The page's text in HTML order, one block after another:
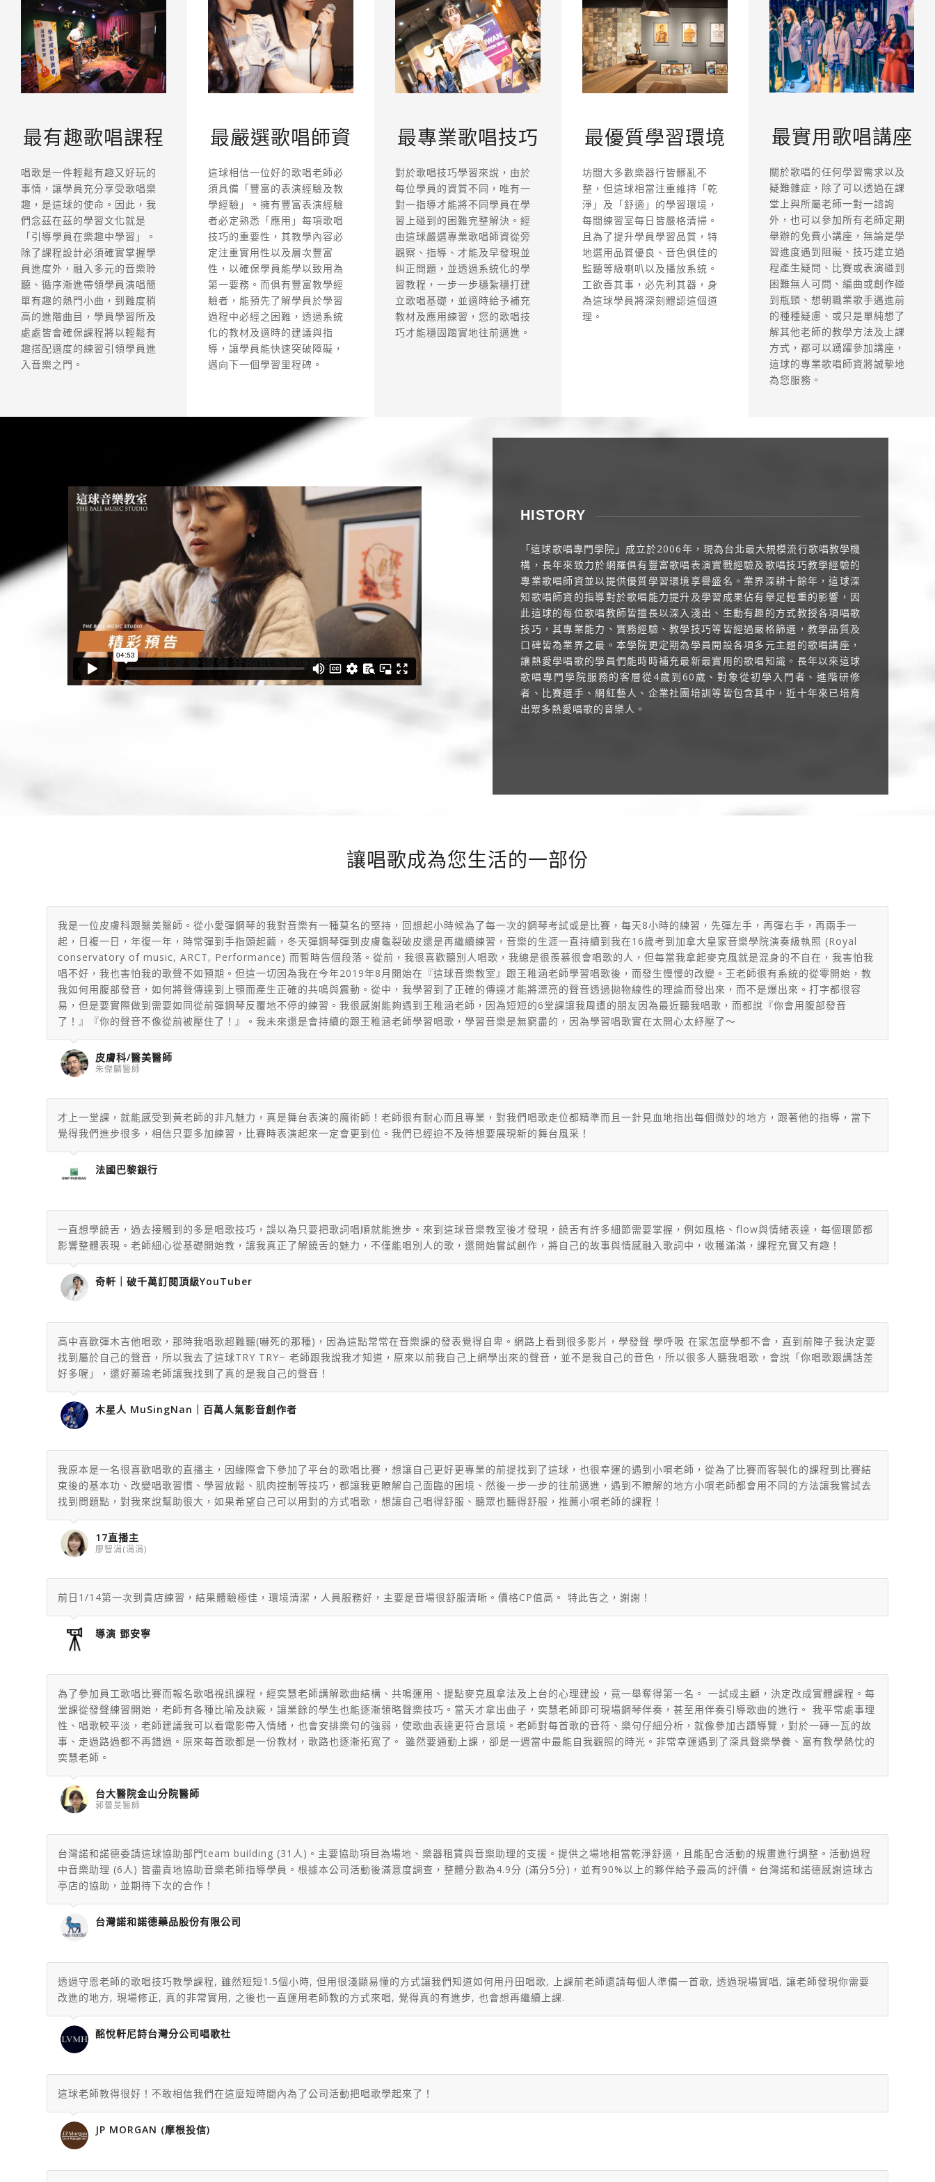
最有趣歌唱課程
唱歌是一件輕鬆有趣又好玩的
事情，讓學員充分享受歌唱樂
趣，是這球的使命。因此，我
們念茲在茲的學習文化就是
「引導學員在樂趣中學習」。
除了課程設計必須確實掌握學
員進度外，融入多元的音樂聆
聽、循序漸進帶領學員演唱簡
單有趣的熱門小曲，到難度稍
高的進階曲目，學員學習所及
處處皆會確保課程將以輕鬆有
趣搭配適度的練習引領學員進
入音樂之門。
最嚴選歌唱師資
這球相信一位好的歌唱老師必
須具備「豐富的表演經驗及教
學經驗」。擁有豐富表演經驗
者必定熟悉「應用」每項歌唱
技巧的重要性，其教學內容必
定注重實用性以及層次豐富
性，以確保學員能學以致用為
第一要務。而俱有豐富教學經
驗者，能預先了解學員於學習
過程中必經之困難，透過系統
化的教材及適時的建議與指
導，讓學員能快速突破障礙，
邁向下一個學習里程碑。
最專業歌唱技巧
對於歌唱技巧學習來說，由於
每位學員的資質不同，唯有一
對一指導才能將不同學員在學
習上碰到的困難完整解決。經
由這球嚴選專業歌唱師資從旁
觀察、指導、才能及早發現並
糾正問題，並透過系統化的學
習教程，一步一步穩紮穩打建
立歌唱基礎，並適時給予補充
教材及應用練習，您的歌唱技
巧才能穩固踏實地往前邁進。
最優質學習環境
坊間大多數樂器行皆髒亂不
整，但這球相當注重維持「乾
淨」及「舒適」的學習環境，
每間練習室每日皆嚴格清掃。
且為了提升學員學習品質，特
地選用品質優良、音色俱佳的
監聽等級喇叭以及播放系統。
工欲善其事，必先利其器，身
為這球學員將深刻體認這個道
理。
最實用歌唱講座
關於歌唱的任何學習需求以及
疑難雜症，除了可以透過在課
堂上與所屬老師一對一諮詢
外，也可以參加所有老師定期
舉辦的免費小講座，無論是學
習進度遇到阻礙、技巧建立過
程產生疑問、比賽或表演碰到
困難無人可問、編曲或創作碰
到瓶頸、想朝職業歌手邁進前
的種種疑慮、或只是單純想了
解其他老師的教學方法及上課
方式，都可以踴躍參加講座，
這球的專業歌唱師資將誠摯地
為您服務。
HISTORY
「這球歌唱專門學院」成立於2006年，現為台北最大規模流行歌唱教學機
構，長年來致力於網羅俱有豐富歌唱表演實戰經驗及歌唱技巧教學經驗的
專業歌唱師資並以提供優質學習環境享譽盛名。業界深耕十餘年，這球深
知歌唱師資的指導對於歌唱能力提升及學習成果佔有舉足輕重的影響，因
此這球的每位歌唱教師皆擅長以深入淺出、生動有趣的方式教授各項唱歌
技巧，其專業能力、實務經驗、教學技巧等皆經過嚴格篩選，教學品質及
口碑皆為業界之最。本學院更定期為學員開設各項多元主題的歌唱講座，
讓熱愛學唱歌的學員們能時時補充最新最實用的歌唱知識。長年以來這球
歌唱專門學院服務的客層從4歲到60歲、對象從初學入門者、進階研修
者、比賽選手、網紅藝人、企業社團培訓等皆包含其中，近十年來已培育
出眾多熱愛唱歌的音樂人。
讓唱歌成為您生活的一部份
我是一位皮膚科跟醫美醫師。從小愛彈鋼琴的我對音樂有一種莫名的堅持，回想起小時候為了每一次的鋼琴考試或是比賽，每天8小時的練習，先彈左手，再彈右手，再兩手一
起，日複一日，年復一年，時常彈到手指頭起繭，冬天彈鋼琴彈到皮膚龜裂破皮還是再繼續練習，音樂的生涯一直持續到我在16歲考到加拿大皇家音樂學院演奏級執照 (Royal
conservatory of music, ARCT, Performance) 而暫時告個段落。從前，我很喜歡聽別人唱歌，我總是很羨慕很會唱歌的人，但每當我拿起麥克風就是混身的不自在，我害怕我
唱不好，我也害怕我的歌聲不如預期。但這一切因為我在今年2019年8月開始在『這球音樂教室』跟王稚涵老師學習唱歌後，而發生慢慢的改變。王老師很有系統的從零開始，教
我如何用腹部發音，如何將聲傳達到上顎而產生正確的共鳴與震動。從中，我學習到了正確的傳達才能將漂亮的聲音透過拋物線性的理論而發出來，而不是爆出來。打字都很容
易，但是要實際做到需要如同從前彈鋼琴反覆地不停的練習。我很感謝能夠遇到王稚涵老師，因為短短的6堂課讓我周遭的朋友因為最近聽我唱歌，而都說『你會用腹部發音
了！』『你的聲音不像從前被壓住了！』。我未來還是會持續的跟王稚涵老師學習唱歌，學習音樂是無窮盡的，因為學習唱歌實在太開心太紓壓了～
皮膚科/醫美醫師
朱傑麟醫師
才上一堂課，就能感受到黃老師的非凡魅力， 真是舞台表演的魔術師！老師很有耐心而且專業， 對我們唱歌走位都精準而且一針見血地指出每個微妙的地方， 跟著他的指導，當下
覺得我們進步很多，相信只要多加練習， 比賽時表演起來一定會更到位。 我們已經迫不及待想要展現新的舞台風采！
法國巴黎銀行
一直想學饒舌，過去接觸到的多是唱歌技巧，誤以為只要把歌詞唱順就能進步。來到這球音樂教室後才發現，饒舌有許多細節需要掌握，例如風格、flow與情緒表達，每個環節都
影響整體表現。老師細心從基礎開始教，讓我真正了解饒舌的魅力，不僅能唱別人的歌，還開始嘗試創作，將自己的故事與情感融入歌詞中，收穫滿滿，課程充實又有趣！
奇軒｜破千萬訂閱頂級YouTuber
高中喜歡彈木吉他唱歌，那時我唱歌超難聽(嚇死的那種)， 因為這點常常在音樂課的發表覺得自卑。網路上看到很多影片， 學發聲 學呼吸 在家怎麼學都不會，直到前陣子我決定要
找到屬於自己的聲音， 所以我去了這球TRY TRY~ 老師跟我說我才知道， 原來以前我自己上網學出來的聲音，並不是我自己的音色， 所以很多人聽我唱歌，會說「你唱歌跟講話差
好多喔」， 還好蓁瑜老師讓我找到了真的是我自己的聲音！
木星人 MuSingNan｜百萬人氣影音創作者
我原本是一名很喜歡唱歌的直播主，因緣際會下參加了平台的歌唱比賽，想讓自己更好更專業的前提找到了這球，也很幸運的遇到小嘪老師，從為了比賽而客製化的課程到比賽結
束後的基本功、改變唱歌習慣、學習放鬆、肌肉控制等技巧，都讓我更瞭解自己面臨的困境、然後一步一步的往前邁進，遇到不瞭解的地方小嘪老師都會用不同的方法讓我嘗試去
找到問題點，對我來說幫助很大，如果希望自己可以用對的方式唱歌，想讓自己唱得舒服、聽眾也聽得舒服，推薦小嘪老師的課程！
17直播主
廖智涓(涓涓)
前日1/14第一次到貴店練習，結果體驗極佳，環境清潔，人員服務好，主要是音場很舒服清晰。價格CP值高。 特此告之，謝謝！
導演 鄧安寧
為了參加員工歌唱比賽而報名歌唱視訊課程，經奕慧老師講解歌曲結構、共鳴運用、提點麥克風拿法及上台的心理建設，竟一舉奪得第一名。 一試成主顧，決定改成實體課程。每
堂課從發聲練習開始，老師有各種比喻及訣竅，讓業餘的學生也能逐漸領略聲樂技巧。當天才拿出曲子，奕慧老師即可現場鋼琴伴奏，甚至用伴奏引導歌曲的進行。 我平常處事理
性、唱歌較平淡，老師建議我可以看電影帶入情緒，也會安排樂句的強弱，使歌曲表達更符合意境。老師對每首歌的音符、樂句仔細分析，就像參加古蹟導覽，對於一磚一瓦的故
事、走過路過都不再錯過。原來每首歌都是一份教材，歌路也逐漸拓寬了。 雖然要通勤上課，卻是一週當中最能自我觀照的時光。非常幸運遇到了深具聲樂學養、富有教學熱忱的
奕慧老師。
台大醫院金山分院醫師
郭蕾旻醫師
台灣諾和諾德委請這球協助部門team building (31人)。主要協助項目為場地、樂器租賃與音樂助理的支援。提供之場地相當乾淨舒適，且能配合活動的規畫進行調整。活動過程
中音樂助理 (6人) 皆盡責地協助音樂老師指導學員。根據本公司活動後滿意度調查，整體分數為4.9分 (滿分5分)，並有90%以上的夥伴給予最高的評價。台灣諾和諾德感謝這球古
亭店的協助，並期待下次的合作！
台灣諾和諾德藥品股份有限公司
透過守恩老師的歌唱技巧教學課程, 雖然短短1.5個小時, 但用很淺顯易懂的方式讓我們知道如何用丹田唱歌, 上課前老師還請每個人準備一首歌, 透過現場實唱, 讓老師發現你需要
改進的地方, 現場修正, 真的非常實用, 之後也一直運用老師教的方式來唱, 覺得真的有進步, 也會想再繼續上課.
酩悅軒尼詩台灣分公司唱歌社
這球老師教得很好！不敢相信我們在這麼短時間內為了公司活動把唱歌學起來了！
JP MORGAN (摩根投信)